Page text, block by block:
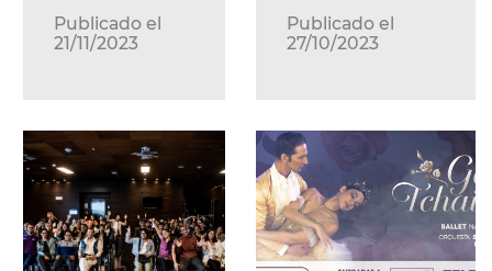
Publicado el
21/11/2023
Publicado el
27/10/2023